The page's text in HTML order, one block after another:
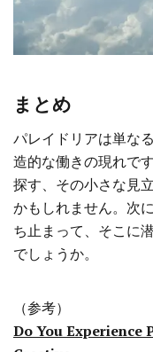
まとめ
パレイドリアは単な
造的な働きの現れで
探す、その小さな見
かもしれません。次
ち止まって、そこに
でしょうか。
（参考）
Do You Experience